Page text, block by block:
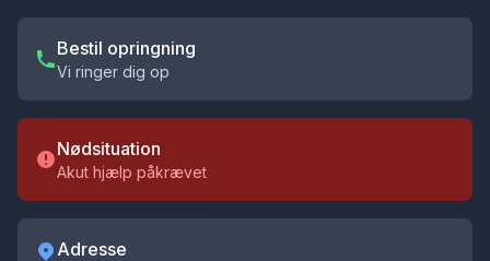
Bestil opringning
Vi ringer dig op
Nødsituation
Akut hjælp påkrævet
Adresse